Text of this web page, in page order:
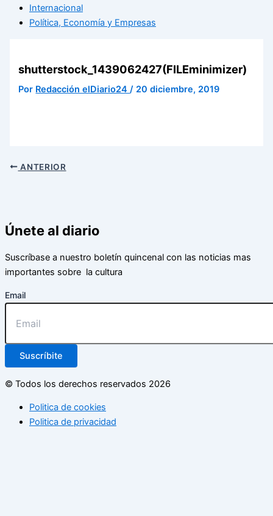
Internacional
Política, Economía y Empresas
shutterstock_1439062427(FILEminimizer)
Por Redacción elDiario24 / 20 diciembre, 2019
ANTERIOR
Únete al diario
Suscríbase a nuestro boletín quincenal con las noticias mas
importantes sobre la cultura
Email
Suscríbite
© Todos los derechos reservados 2026
Politica de cookies
Politica de privacidad